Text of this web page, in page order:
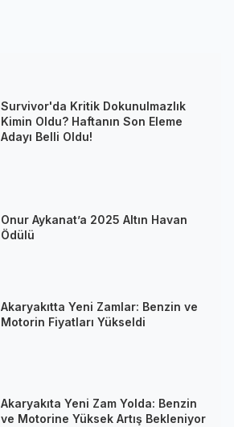
Survivor'da Kritik Dokunulmazlık
Kimin Oldu? Haftanın Son Eleme
Adayı Belli Oldu!
Onur Aykanat’a 2025 Altın Havan
Ödülü
Akaryakıtta Yeni Zamlar: Benzin ve
Motorin Fiyatları Yükseldi
Akaryakıta Yeni Zam Yolda: Benzin
ve Motorine Yüksek Artış Bekleniyor